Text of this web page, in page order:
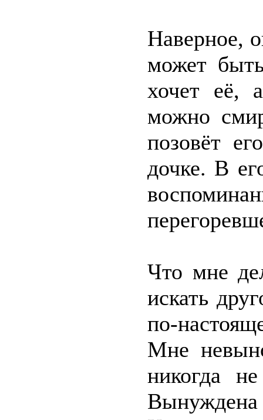
Наверное,
может
хочет её,
можно
позовёт
дочке. В
Что мне
искать
по-
Мне
никогда